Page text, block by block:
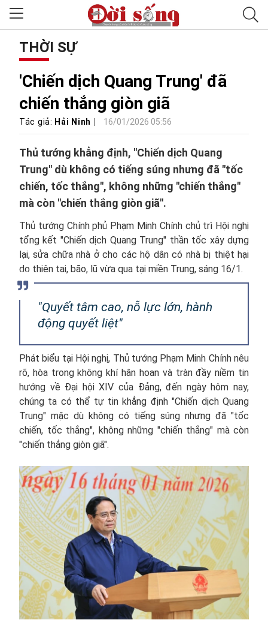
THỜI SỰ
'Chiến dịch Quang Trung' đã
chiến thắng giòn giã
Tác giả: Hải Ninh 16/01/2026 05:56
Thủ tướng khẳng định, "Chiến dịch Quang
Trung" dù không có tiếng súng nhưng đã "tốc
chiến, tốc thắng", không những "chiến thắng"
mà còn "chiến thắng giòn giã".
Thủ tướng Chính phủ Phạm Minh Chính chủ trì Hội nghị
tổng kết "Chiến dịch Quang Trung" thần tốc xây dựng
lại, sửa chữa nhà ở cho các hộ dân có nhà bị thiệt hại
do thiên tai, bão, lũ vừa qua tại miền Trung, sáng 16/1.
"Quyết tâm cao, nỗ lực lớn, hành
động quyết liệt"
Phát biểu tại Hội nghị, Thủ tướng Phạm Minh Chính nêu
rõ, hòa trong không khí hân hoan và tràn đầy niềm tin
hướng về Đại hội XIV của Đảng, đến ngày hôm nay,
chúng ta có thể tự tin khẳng định "Chiến dịch Quang
Trung" mặc dù không có tiếng súng nhưng đã "tốc
chiến, tốc thắng", không những "chiến thắng" mà còn
"chiến thắng giòn giã".